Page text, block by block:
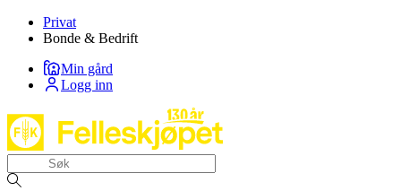
Privat
Bonde & Bedrift
Min gård
Logg inn